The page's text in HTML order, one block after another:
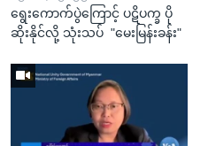
ရွေးကောက်ပွဲကြောင့် ပဋိပက္ခ ပို
ဆိုးနိုင်လို့ သုံးသပ် "မေးမြန်းခန်း"